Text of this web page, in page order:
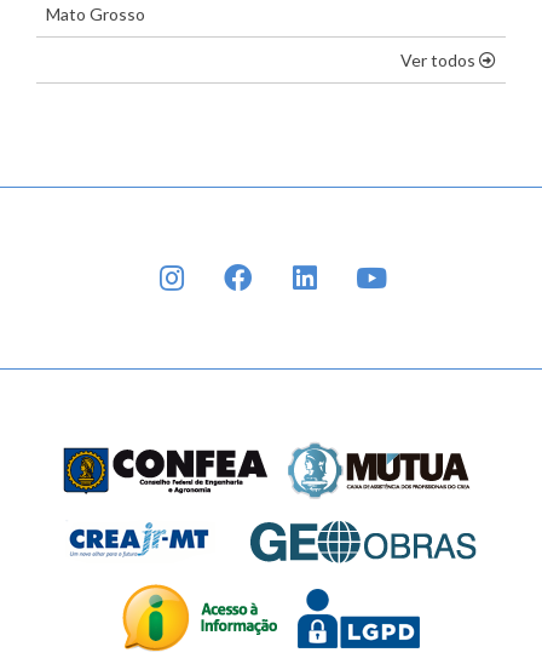
Mato Grosso
Ver todos os
INSTAGRAMFACEBOOKLINKEDIN